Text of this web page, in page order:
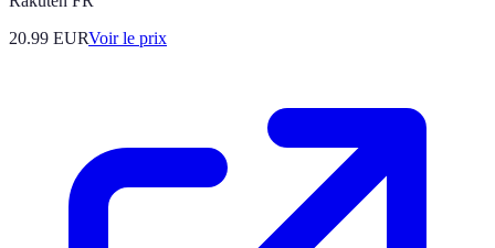
20.99 EURVoir le prix